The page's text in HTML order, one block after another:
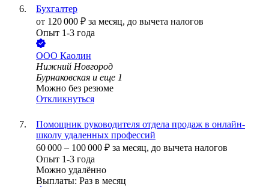
Бухгалтер
от 120 000 ₽ за месяц, до вычета налогов
Опыт 1-3 года
ООО Каолин
Нижний Новгород
Бурнаковская и еще 1
Можно без резюме
Откликнуться
Помощник руководителя отдела продаж в онлайн-
школу удаленных профессий
60 000 – 100 000 ₽ за месяц, до вычета налогов
Опыт 1-3 года
Можно удалённо
Выплаты: Раз в месяц